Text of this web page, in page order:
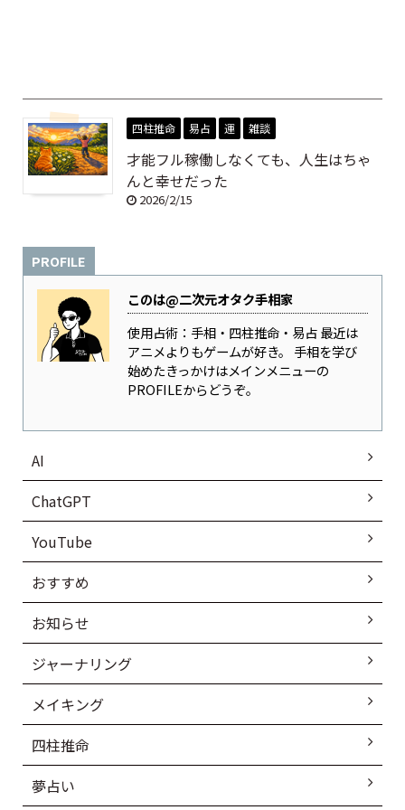
四柱推命 易占 運 雑談
才能フル稼働しなくても、人生はちゃ
んと幸せだった
2026/2/15
PROFILE
このは@二次元オタク手相家
使用占術：手相・四柱推命・易占 最近は
アニメよりもゲームが好き。 手相を学び
始めたきっかけはメインメニューの
PROFILEからどうぞ。
AI
ChatGPT
YouTube
おすすめ
お知らせ
ジャーナリング
メイキング
四柱推命
夢占い